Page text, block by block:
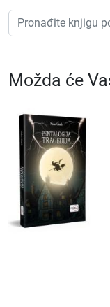
Možda će